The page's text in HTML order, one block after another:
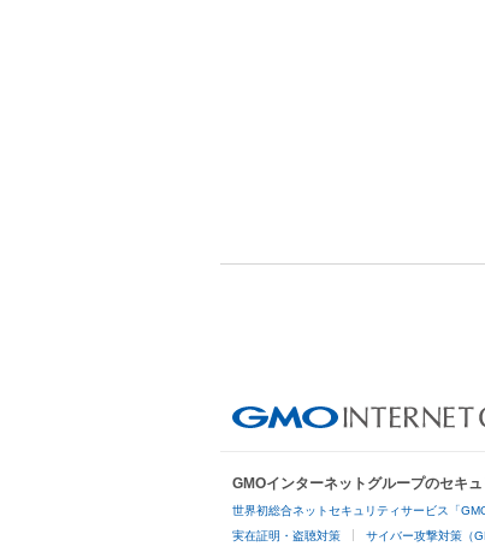
GMOインターネットグループのセキ
世界初総合ネットセキュリティサービス「
実在証明・盗聴対策 サイバー攻撃対策（